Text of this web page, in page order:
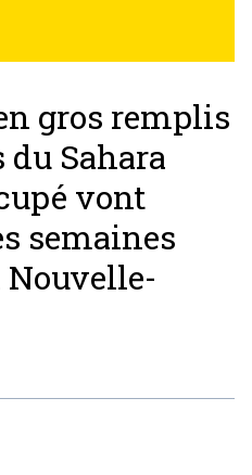
gros remplis
du Sahara
vont
semaines